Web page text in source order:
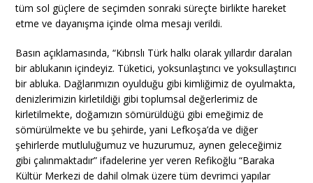
tüm sol güçlere de seçimden sonraki süreçte birlikte hareket
etme ve dayanışma içinde olma mesajı verildi.
Basın açıklamasında, “Kıbrıslı Türk halkı olarak yıllardır daralan
bir ablukanın içindeyiz. Tüketici, yoksunlaştırıcı ve yoksullaştırıcı
bir abluka. Dağlarımızın oyulduğu gibi kimliğimiz de oyulmakta,
denizlerimizin kirletildiği gibi toplumsal değerlerimiz de
kirletilmekte, doğamızın sömürüldüğü gibi emeğimiz de
sömürülmekte ve bu şehirde, yani Lefkoşa’da ve diğer
şehirlerde mutluluğumuz ve huzurumuz, aynen geleceğimiz
gibi çalınmaktadır” ifadelerine yer veren Refikoğlu “Baraka
Kültür Merkezi de dahil olmak üzere tüm devrimci yapılar